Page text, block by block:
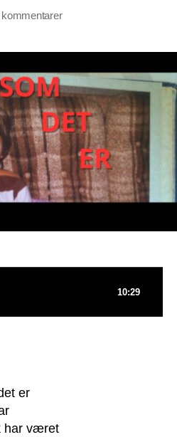
kommentarertil
Det
Er
(Light
Mix)
er
har været